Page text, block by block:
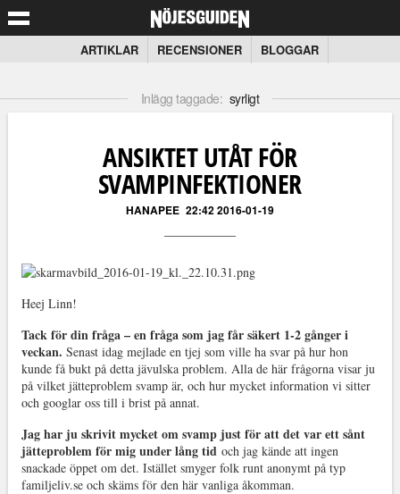
ARTIKLAR RECENSIONER BLOGGAR
Inlägg taggade: syrligt
ANSIKTET UTÅT FÖR
SVAMPINFEKTIONER
HANAPEE 22:42 2016-01-19
Heej Linn!
Tack för din fråga – en fråga som jag får säkert 1-2 gånger i
veckan. Senast idag mejlade en tjej som ville ha svar på hur hon
kunde få bukt på detta jävulska problem. Alla de här frågorna visar ju
på vilket jätteproblem svamp är, och hur mycket information vi sitter
och googlar oss till i brist på annat.
Jag har ju skrivit mycket om svamp just för att det var ett sånt
jätteproblem för mig under lång tid och jag kände att ingen
snackade öppet om det. Istället smyger folk runt anonymt på typ
familjeliv.se och skäms för den här vanliga åkomman.